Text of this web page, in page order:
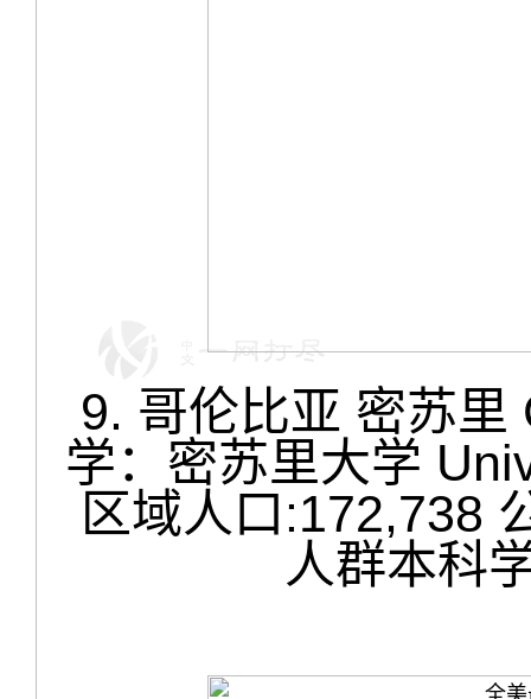
9. 哥伦比亚 密苏
学：密苏里大学
区域人口:172,738
人群本科